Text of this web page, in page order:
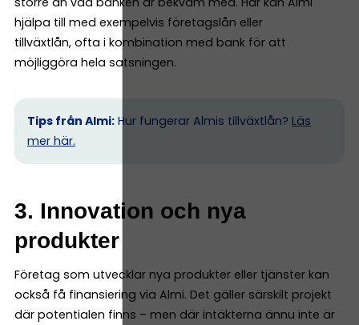
hjälpa till med exempelvis företagslån eller
tillväxtlån, ofta i kombination med bank för att
möjliggöra hela satsningen.
Tips från Almi: Hur fungerar Almis tillväxtlån? Läs
mer här.
3. Innovation och nya
produkter
Företag som utvecklar nya produkter eller tjänster kan
också få finansiering via Almi. Det gäller särskilt projekt
där potentialen finns – men där intäkterna ännu inte är